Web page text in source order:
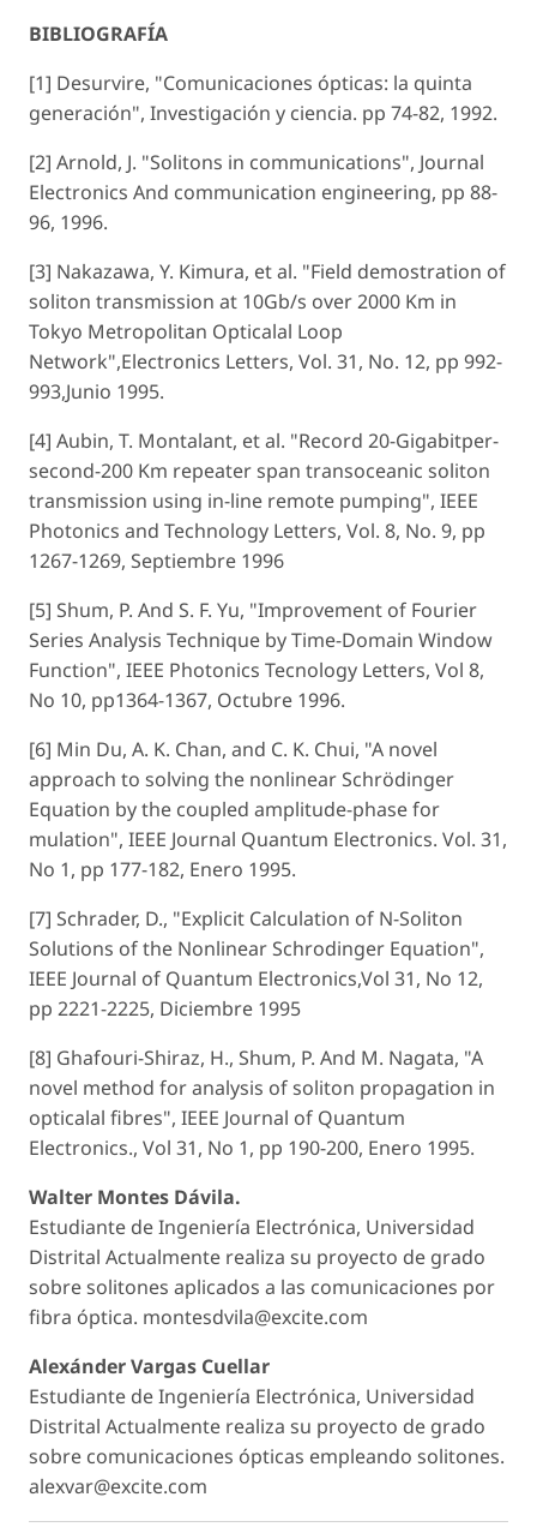
BIBLIOGRAFÍA
[1] Desurvire, "Comunicaciones ópticas: la quinta
generación", Investigación y ciencia. pp 74-82, 1992.
[2] Arnold, J. "Solitons in communications", Journal
Electronics And communication engineering, pp 88-
96, 1996.
[3] Nakazawa, Y. Kimura, et al. "Field demostration of
soliton transmission at 10Gb/s over 2000 Km in
Tokyo Metropolitan Opticalal Loop
Network",Electronics Letters, Vol. 31, No. 12, pp 992-
993,Junio 1995.
[4] Aubin, T. Montalant, et al. "Record 20-Gigabitper-
second-200 Km repeater span transoceanic soliton
transmission using in-line remote pumping", IEEE
Photonics and Technology Letters, Vol. 8, No. 9, pp
1267-1269, Septiembre 1996
[5] Shum, P. And S. F. Yu, "Improvement of Fourier
Series Analysis Technique by Time-Domain Window
Function", IEEE Photonics Tecnology Letters, Vol 8,
No 10, pp1364-1367, Octubre 1996.
[6] Min Du, A. K. Chan, and C. K. Chui, "A novel
approach to solving the nonlinear Schrödinger
Equation by the coupled amplitude-phase for
mulation", IEEE Journal Quantum Electronics. Vol. 31,
No 1, pp 177-182, Enero 1995.
[7] Schrader, D., "Explicit Calculation of N-Soliton
Solutions of the Nonlinear Schrodinger Equation",
IEEE Journal of Quantum Electronics,Vol 31, No 12,
pp 2221-2225, Diciembre 1995
[8] Ghafouri-Shiraz, H., Shum, P. And M. Nagata, "A
novel method for analysis of soliton propagation in
opticalal fibres", IEEE Journal of Quantum
Electronics., Vol 31, No 1, pp 190-200, Enero 1995.
Walter Montes Dávila.
Estudiante de Ingeniería Electrónica, Universidad
Distrital Actualmente realiza su proyecto de grado
sobre solitones aplicados a las comunicaciones por
fibra óptica. montesdvila@excite.com
Alexánder Vargas Cuellar
Estudiante de Ingeniería Electrónica, Universidad
Distrital Actualmente realiza su proyecto de grado
sobre comunicaciones ópticas empleando solitones.
alexvar@excite.com